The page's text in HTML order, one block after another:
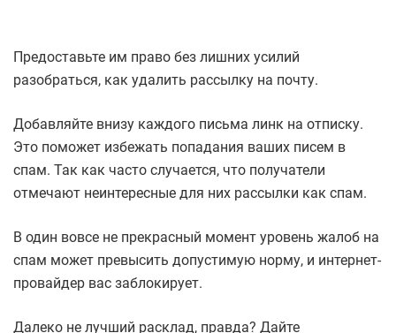
Предоставьте им право без лишних усилий
разобраться, как удалить рассылку на почту.
Добавляйте внизу каждого письма линк на отписку.
Это поможет избежать попадания ваших писем в
спам. Так как часто случается, что получатели
отмечают неинтересные для них рассылки как спам.
В один вовсе не прекрасный момент уровень жалоб на
спам может превысить допустимую норму, и интернет-
провайдер вас заблокирует.
Далеко не лучший расклад, правда? Дайте